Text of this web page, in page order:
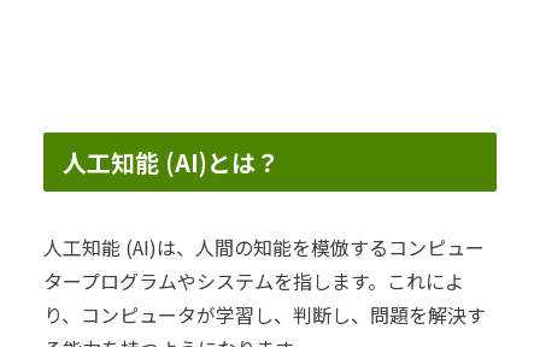
人工知能 (AI)とは？
人工知能 (AI)は、人間の知能を模倣するコンピュー
タープログラムやシステムを指します。これによ
り、コンピュータが学習し、判断し、問題を解決す